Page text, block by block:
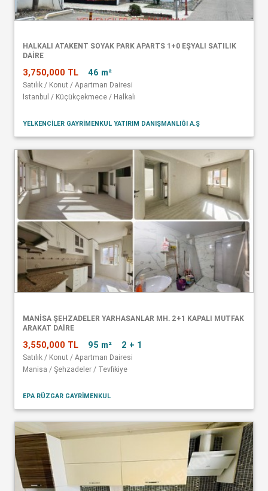
HALKALI ATAKENT SOYAK PARK APARTS 1+0 EŞYALI SATILIK
DAİRE
3,750,000 TL 46 m²
Satılık / Konut / Apartman Dairesi
İstanbul / Küçükçekmece / Halkalı
YELKENCİLER GAYRİMENKUL YATIRIM DANIŞMANLIĞI A.Ş
MANISA ŞEHZADELER YARHASANLAR MH. 2+1 KAPALI MUTFAK
ARAKAT DAIRE
3,550,000 TL 95 m² 2 + 1
Satılık / Konut / Apartman Dairesi
Manisa / Şehzadeler / Tevfikiye
EPA RÜZGAR GAYRİMENKUL